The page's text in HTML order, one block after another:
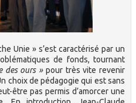
Unie » s’est caractérisé par un
de fonds, tournant
des ours »pour très vite revenir
choix de pédagogie qui est sans
être pas permis d’amorcer une